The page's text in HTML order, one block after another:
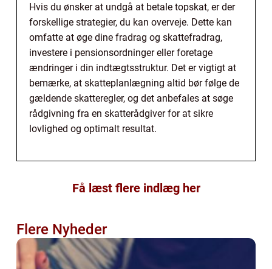
Hvis du ønsker at undgå at betale topskat, er der
forskellige strategier, du kan overveje. Dette kan
omfatte at øge dine fradrag og skattefradrag,
investere i pensionsordninger eller foretage
ændringer i din indtægtsstruktur. Det er vigtigt at
bemærke, at skatteplanlægning altid bør følge de
gældende skatteregler, og det anbefales at søge
rådgivning fra en skatterådgiver for at sikre
lovlighed og optimalt resultat.
Få læst flere indlæg her
Flere Nyheder